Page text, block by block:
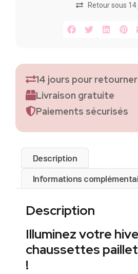
Retour sous 14
14 jours pour
Livraison gratuite
Paiements sécurisés
Description
Informations
Description
Illuminez votre
chaussettes
!